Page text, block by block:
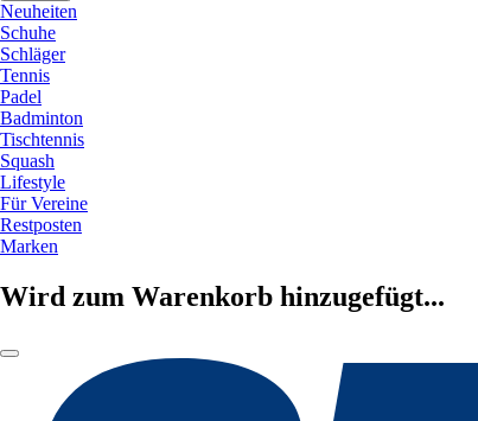
Neuheiten
Schuhe
Schläger
Tennis
Padel
Badminton
Tischtennis
Squash
Lifestyle
Für Vereine
Restposten
Marken
Wird zum Warenkorb hinzugefügt...